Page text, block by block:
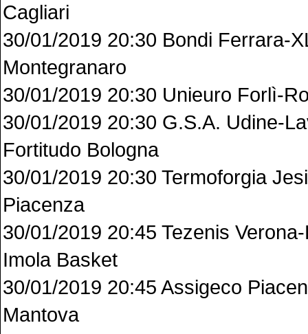
Cagliari
30/01/2019 20:30 Bondi Ferrara-
Montegranaro
30/01/2019 20:30 Unieuro Forlì-
30/01/2019 20:30 G.S.A. Udine-
Fortitudo Bologna
30/01/2019 20:30 Termoforgia
Piacenza
30/01/2019 20:45 Tezenis
Imola Basket
30/01/2019 20:45 Assigeco
Mantova